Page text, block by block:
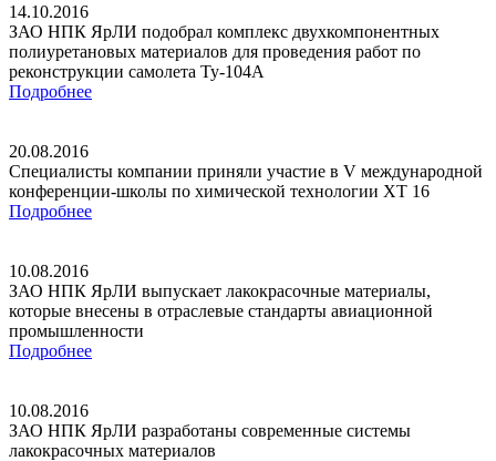
14.10.2016
ЗАО НПК ЯрЛИ подобрал комплекс двухкомпонентных
полиуретановых материалов для проведения работ по
реконструкции самолета Ту-104А
Подробнее
20.08.2016
Специалисты компании приняли участие в V международной
конференции-школы по химической технологии ХТ 16
Подробнее
10.08.2016
ЗАО НПК ЯрЛИ выпускает лакокрасочные материалы,
которые внесены в отраслевые стандарты авиационной
промышленности
Подробнее
10.08.2016
ЗАО НПК ЯрЛИ разработаны современные системы
лакокрасочных материалов